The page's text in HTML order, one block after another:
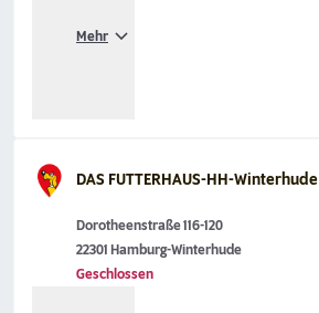
Mehr
DAS FUTTERHAUS-HH-Winterhude
Dorotheenstraße 116-120
22301 Hamburg-Winterhude
Geschlossen